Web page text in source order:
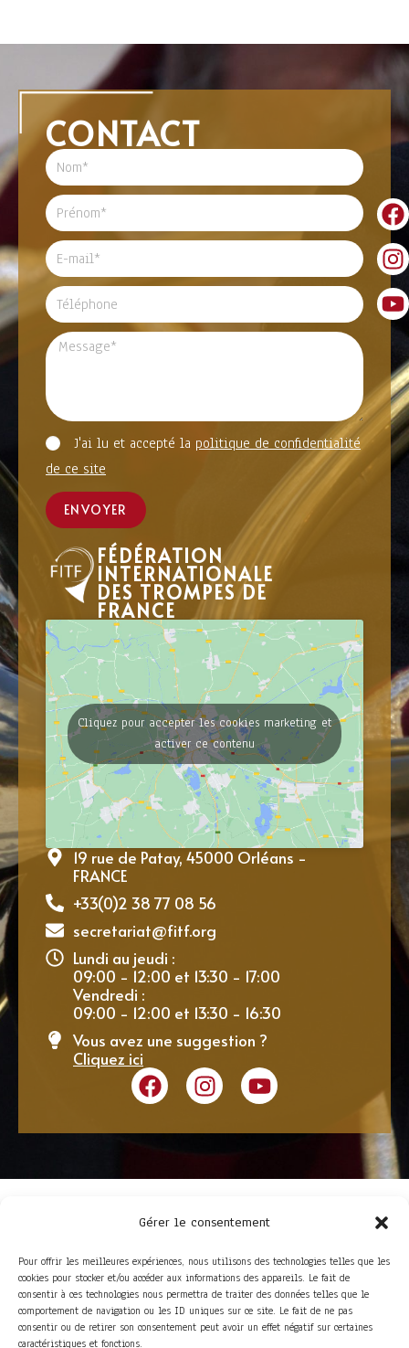
Gérer le consentement
Pour offrir les meilleures expériences, nous utilisons des technologies telles que les
cookies pour stocker et/ou accéder aux informations des appareils. Le fait de
consentir à ces technologies nous permettra de traiter des données telles que le
comportement de navigation ou les ID uniques sur ce site. Le fait de ne pas
consentir ou de retirer son consentement peut avoir un effet négatif sur certaines
caractéristiques et fonctions.
CONTACT
J'ai lu et accepté la politique de confidentialité
de ce site
ENVOYER
FÉDÉRATION
INTERNATIONALE
DES TROMPES DE
FRANCE
Cliquez pour accepter les cookies marketing et
activer ce contenu
19 rue de Patay, 45000 Orléans -
FRANCE
+33(0)2 38 77 08 56
secretariat@fitf.org
Lundi au jeudi :
09:00 - 12:00 et 13:30 - 17:00
Vendredi :
09:00 - 12:00 et 13:30 - 16:30
Vous avez une suggestion ?
Cliquez ici
ACCÈS RAPIDE